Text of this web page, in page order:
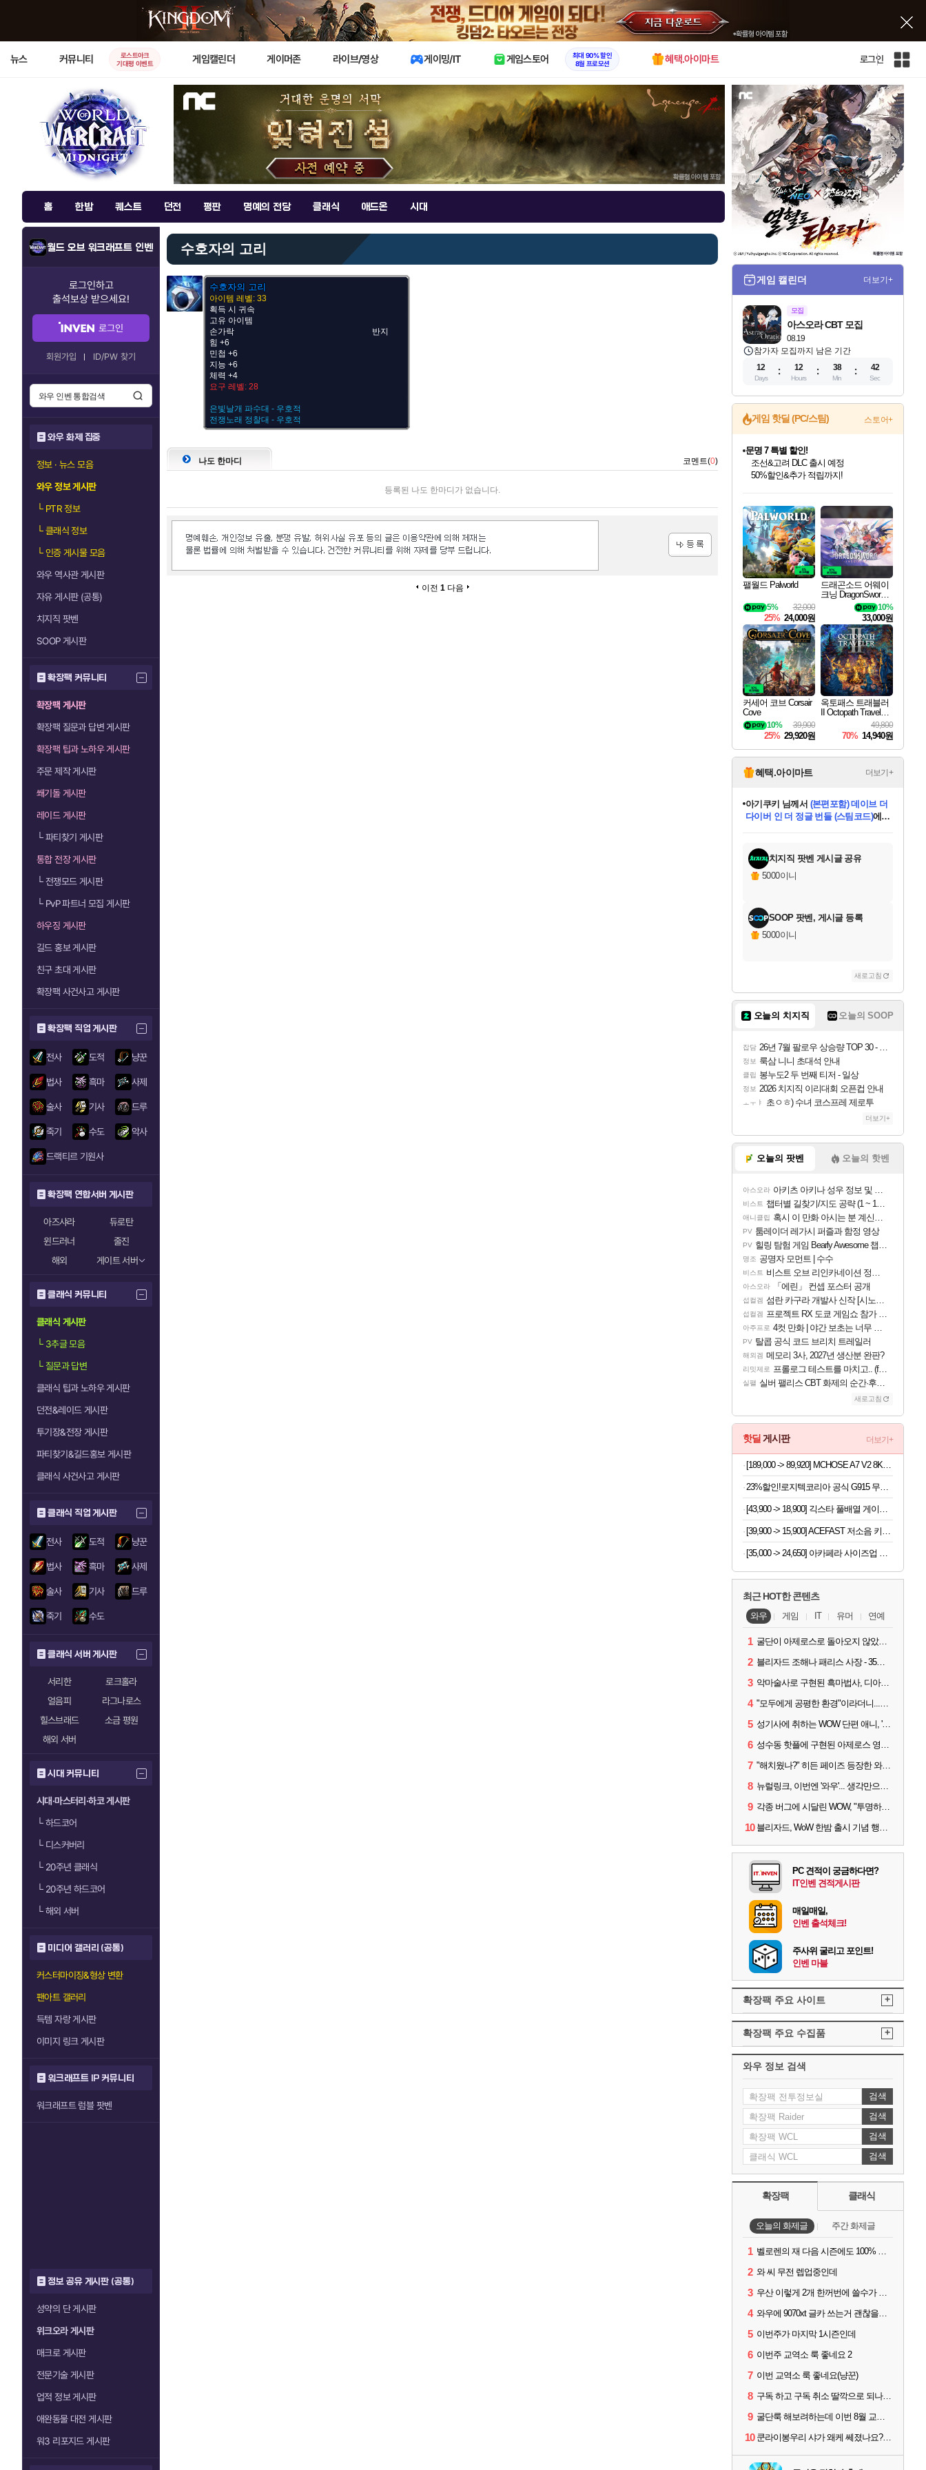
X
뉴스 커뮤니티
로스트아크
기대평 이벤트
게임캘린더 게이머존 라이브/영상 게이밍/IT 게임스토어
최대 90% 할인
8월 프로모션
혜택.아이마트 로그인
인
전
체
사
이
트
홈 한밤 퀘스트 던전 평판 명예의 전당 클래식 애드온 시대
월드 오브 워크래프트 인벤
로그인하고
출석보상 받으세요!
로그인
회원가입 ID/PW 찾기
와우 화제 집중
정보 · 뉴스 모음
와우 정보 게시판
└PTR 정보
└클래식 정보
└인증 게시물 모음
와우 역사관 게시판
자유 게시판 (공통)
치지직 팟벤
SOOP 게시판
확장팩 커뮤니티
확장팩 게시판
확장팩 질문과 답변 게시판
확장팩 팁과 노하우 게시판
주문 제작 게시판
쐐기돌 게시판
레이드 게시판
└파티찾기 게시판
통합 전장 게시판
└전쟁모드 게시판
└PvP 파트너 모집 게시판
하우징 게시판
길드 홍보 게시판
친구 초대 게시판
확장팩 사건사고 게시판
확장팩 직업 게시판
전사 도적 냥꾼
법사 흑마 사제
술사 기사 드루
죽기 수도 악사
드랙티르 기원사
확장팩 연합서버 게시판
아즈샤라
듀로탄
윈드러너
줄진
해외
게이트 서버
클래식 커뮤니티
클래식 게시판
└3추글 모음
└질문과 답변
클래식 팁과 노하우 게시판
던전&레이드 게시판
투기장&전장 게시판
파티찾기&길드홍보 게시판
클래식 사건사고 게시판
클래식 직업 게시판
전사 도적 냥꾼
법사 흑마 사제
술사 기사 드루
죽기 수도
클래식 서버 게시판
서리한
로크홀라
얼음피
라그나로스
힐스브래드
소금 평원
해외 서버
시대 커뮤니티
시대·마스터리·하코 게시판
└하드코어
└디스커버리
└20주년 클래식
└20주년 하드코어
└해외 서버
미디어 갤러리 (공통)
커스터마이징&형상 변환
팬아트 갤러리
득템 자랑 게시판
이미지 링크 게시판
워크래프트 IP 커뮤니티
워크래프트 럼블 팟벤
정보 공유 게시판 (공통)
성약의 단 게시판
위크오라 게시판
매크로 게시판
전문기술 게시판
업적 정보 게시판
애완동물 대전 게시판
워3 리포지드 게시판
수호자의 고리
수호자의 고리
아이템 레벨: 33
획득 시 귀속
고유 아이템
손가락
반지
힘 +6
민첩 +6
지능 +6
체력 +4
요구 레벨: 28
은빛날개 파수대 - 우호적
전쟁노래 정찰대 - 우호적
나도 한마디 코멘트(0)
등록된 나도 한마디가 없습니다.
이전 1 다음
게임 캘린더 더보기+
모집
08.19
아스오라 CBT 모집
참가자 모집까지 남은 기간
12
Days
12
Hours
38
Min
41
Sec
게임 핫딜 (PC/스팀) 스토어+
최대 90% 할인가를 만나보세요!
네이버혜택과 함께 만나보세요!
문명 7 특별 할인!
조선&고려 DLC 출시 예정
50%할인&추가 적립까지!
이니&베니 혜택까지!
네이버 혜택가와 함께 예약하세요!
할인&네이버혜택으로 만나보세요!
네이버페이 혜택과 만나보세요!
40주년 프로모션으로 만나보세요!
네이버 포인트 혜택까지!
할인가에 만나보세요!
일부 에디션 상시 할인!
혜택으로 예약 판매 중
편안하게 충전하세요
팰월드 Palworld
32,000
5%
25% 24,000원
드래곤소드 어웨이
크닝 DragonSword A
10%
33,000원
커세어 코브 Corsair
Cove
39,900
10%
25% 29,920원
옥토패스 트래블러
II Octopath Traveler I
49,800
70% 14,940원
혜택.아이마트 더보기+
당첨되셨습니다.
아기쿠키 님께서 (본편포함) 데이브 더
다이버 인 더 정글 번들 (스팀코드)에
당첨되셨습니다.
당첨되셨습니다.
에디션 (스팀코드)를 교환.
당첨되셨습니다.
당첨되셨습니다.
당첨되셨습니다.
당첨되셨습니다.
치지직 팟벤 게시글 공유
5000이니
SOOP 팟벤, 게시글 등록
5000이니
새로고침
오늘의 치지직 오늘의 SOOP
잡담 26년 7월 팔로우 상승량 TOP 30 - 월간 치지직
정보 룩삼 니니 초대석 안내
클립 봉누도2 두 번째 티저 - 일상
정보 2026 치지직 이리대회 오픈컵 안내
ㅗㅜㅑ 초ㅇㅎ) 수녀 코스프레 제로투
더보기+
오늘의 팟벤 오늘의 핫벤
아스오라 아키츠 아키나 성우 정보 및 주요 필모
비스트 챕터별 길찾기/지도 공략 (1 ~ 12장)
애니클립 혹시 이 만화 아시는 분 계신가요
PV 툼레이더 레가시 퍼즐과 함정 영상
PV 힐링 탐험 게임 Bearly Awesome 챕터 1 트레일러
명조 공명자 모먼트 | 수수
비스트 비스트 오브 리인카네이션 정보/공략글 모음
아스오라 「에린」 컨셉 포스터 공개
섭컬겜 섬란 카구라 개발사 신작 [시노비 넥서스] 연내 출시 예정
섭컬겜 프로젝트 RX 도쿄 게임쇼 참가 결정
아주프로 4컷 만화 | 야간 보초는 너무 힘들어
PV 탈콥 공식 코드 브리치 트레일러
해외겜 메모리 3사, 2027년 생산분 완판?
리밋제로 프롤로그 테스트를 마치고.. (feat. 리아)
실팰 실버 팰리스 CBT 화제의 순간·후기 모음
새로고침
핫딜 게시판 더보기+
[35,000 -> 24,650] 아카페라 사이즈업 벤티 아메리카노 600ml x 24개
최근 HOT한 콘텐츠
와우 게임 IT 유머 연예
1 굴단이 아제로스로 돌아오지 않았다면? 와우 클래식+ 주목
2 블리자드 조해나 패리스 사장 - 35년 역사, 그리고 비전
3 악마술사로 구현된 흑마법사, 디아4 x 와우 콜라보 살펴보기
4 "모두에게 공평한 환경"이라더니...여전히 살아있는 애드온
5 성기사에 취하는 WOW 단편 애니, '신성한 모든 것'
6 성수동 핫플에 구현된 아제로스 영웅들의 안식처, WoW 홈스윗홈
7 "해치웠나?" 히든 페이즈 등장한 와우 '한밤', 세계 최초 킬은 '팀 리퀴드'
8 뉴럴링크, 이번엔 '와우'... 생각만으로 게임하는 시대 성큼
9 각종 버그에 시달린 WOW, "투명하고 신속한 소통과 대응 약속"
10 블리자드, WoW 한밤 출시 기념 행사 '홈스윗홈' 28일 개최
PC 견적이 궁금하다면?
IT인벤 견적게시판
매일매일,
인벤 출석체크!
주사위 굴리고 포인트!
인벤 마블
확장팩 주요 사이트 +
확장팩 주요 수집품 +
와우 정보 검색
검색
검색
검색
검색
확장팩 클래식
오늘의 화제글 주간 화제글
1 벨로렌의 재 다음 시즌에도 100% 드랍이죠??
2 와 씨 무전 렙업중인데
3 우산 이렇게 2개 한꺼번에 쓸수가 있네요
4 와우에 9070xt 글카 쓰는거 괜찮을까요?
5 이번주가 마지막 1시즌인데
6 이번주 교역소 룩 좋네요 2
7 이번 교역소 룩 좋네요(냥꾼)
8 구독 하고 구독 취소 딸깍으로 되나요?
9 굴단룩 해보려하는데 이번 8월 교역소 칠흙 두건 질문드립니다
10 쿤라이봉우리 샤가 왜케 쎄졌나요? ㅋㅋㅋ